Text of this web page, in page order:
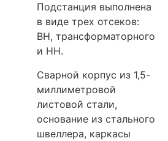
Подстанция выполнена
в виде трех отсеков:
ВН, трансформаторного
и НН.
Сварной корпус из 1,5-
миллиметровой
листовой стали,
основание из стального
швеллера, каркасы